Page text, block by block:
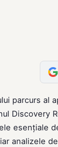
parcurs al
Discovery
esențiale
analizele